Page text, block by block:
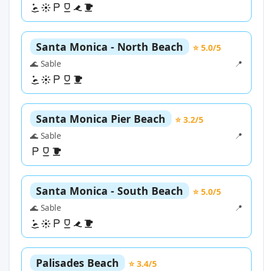
Santa Monica - North Beach
⭐ 5.0/5
🌊 Sable
📍
Santa Monica Pier Beach
⭐ 3.2/5
🌊 Sable
📍
Santa Monica - South Beach
⭐ 5.0/5
🌊 Sable
📍
Palisades Beach
⭐ 3.4/5